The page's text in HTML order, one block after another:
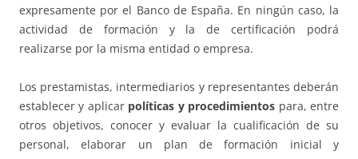
expresamente por el Banco de España. En ningún caso, la
actividad de formación y la de certificación podrá
realizarse por la misma entidad o empresa.
Los prestamistas, intermediarios y representantes deberán
establecer y aplicar políticas y procedimientos para, entre
otros objetivos, conocer y evaluar la cualificación de su
personal, elaborar un plan de formación inicial y